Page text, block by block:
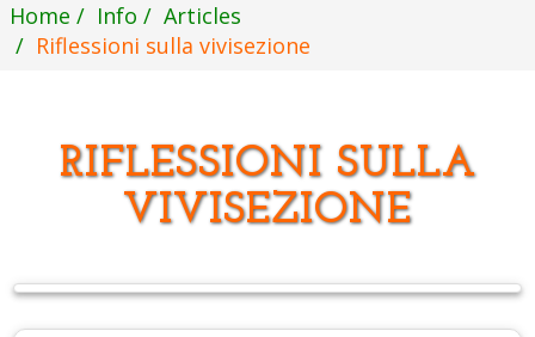
Home Info
Articles
Riflessioni sulla vivisezione
RIFLESSIONI SULLA
VIVISEZIONE